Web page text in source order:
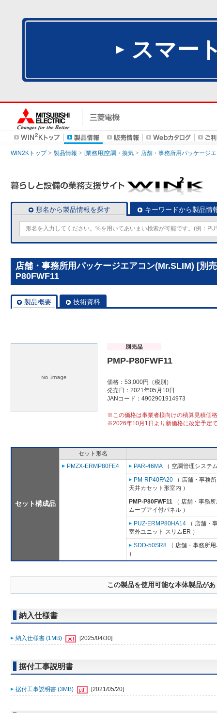
スマー
WIN2Kトップ 製品情報 [業務用]空調・換気 店舗・事務所用パッケージ
形名から製品情報を探す キーワードから製品情
店舗・事務所用パッケージエアコン(Mr.SLIM) [別
P80FWF11
製品概要 技術資料
PMP-P80FWF11
価格：53,000円（税別）
発売日：2021年05月10日
JANコード：4902901914973
※この価格は事業者様向けの積算見積価
※2026年10月1日より新価格に改定予定
セット構成品
セット形名
PMZX-ERMP80FE4
PAR-46MA （ 空調管理システ
PM-RP40FA20 （ 店舗・事務
天井カセット形室内 ）
PMP-P80FWF11 （ 店舗・事務
ムーブアイ付パネル ）
PUZ-ERMP80HA14 （ 店舗・
室外ユニット スリムER ）
SDD-50SR8 （ 店舗・事務所
）
この製品を使用可能な本体製品が
納入仕様書
納入仕様書 (1MB) [2025/04/30]
据付工事説明書
据付工事説明書 (3MB) [2021/05/20]